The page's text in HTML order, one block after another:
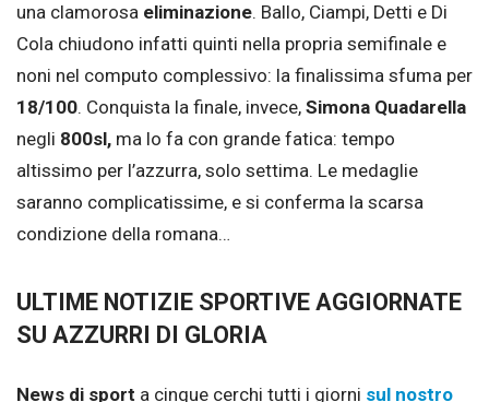
una clamorosa eliminazione. Ballo, Ciampi, Detti e Di
Cola chiudono infatti quinti nella propria semifinale e
noni nel computo complessivo: la finalissima sfuma per
18/100. Conquista la finale, invece, Simona Quadarella
negli 800sl, ma lo fa con grande fatica: tempo
altissimo per l’azzurra, solo settima. Le medaglie
saranno complicatissime, e si conferma la scarsa
condizione della romana…
ULTIME NOTIZIE SPORTIVE AGGIORNATE
SU AZZURRI DI GLORIA
News di sport a cinque cerchi tutti i giorni sul nostro